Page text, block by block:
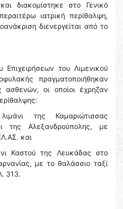
διακομίστηκε στο Γενικό
ιατρική περίθαλψη,
διενεργείται από το
του Λιμενικού
πραγματοποιήθηκαν
ασθενών, οι οποίοι έχρηζαν
της Καμαριώτισσας
της Αλεξανδρούπολης, με
και
Καστού της Λευκάδας στο
με το θαλάσσιο ταξί
313.